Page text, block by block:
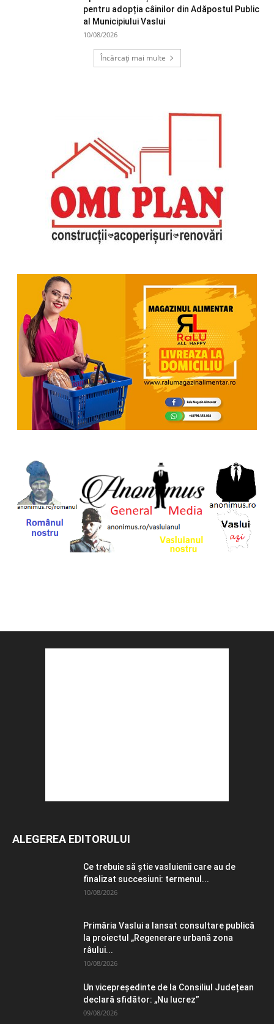
pentru adopția câinilor din Adăpostul Public
al Municipiului Vaslui
10/08/2026
Încărcați mai multe
ALEGEREA EDITORULUI
Ce trebuie să știe vasluienii care au de
finalizat succesiuni: termenul...
10/08/2026
Primăria Vaslui a lansat consultare publică
la proiectul „Regenerare urbană zona
râului...
10/08/2026
Un vicepreședinte de la Consiliul Județean
declară sfidător: „Nu lucrez”
09/08/2026